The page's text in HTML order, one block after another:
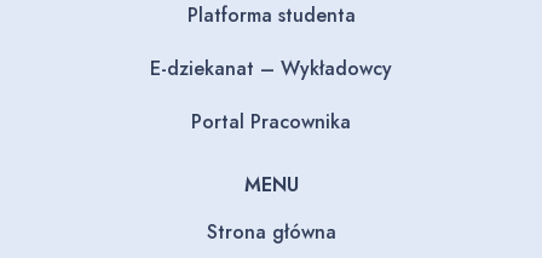
Platforma studenta
E-dziekanat – Wykładowcy
Portal Pracownika
MENU
Strona główna